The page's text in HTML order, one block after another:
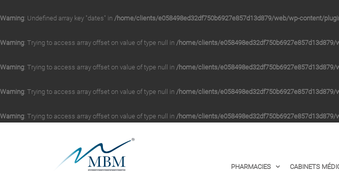
Warning: Undefined array key "dates" in /home/clients/e058498ed32df750b6927e857d13d879/web/wp-content/
Warning: Trying to access array offset on value of type null in /home/clients/
Warning: Trying to access array offset on value of type null in /home/clients/
Warning: Trying to access array offset on value of type null in /home/clients/
Warning: Trying to access array offset on value of type null in /home/clients/
PHARMACIES CABINETS